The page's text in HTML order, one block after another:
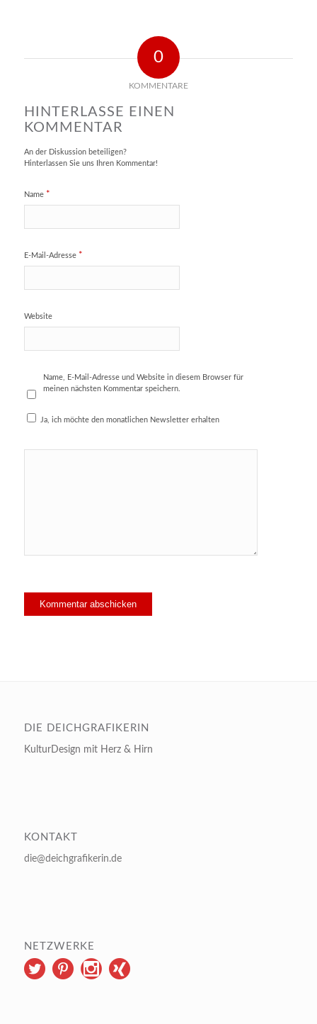
0
KOMMENTARE
HINTERLASSE EINEN
KOMMENTAR
An der Diskussion beteiligen?
Hinterlassen Sie uns Ihren Kommentar!
Name *
E-Mail-Adresse *
Website
Name, E-Mail-Adresse und Website in diesem Browser für
meinen nächsten Kommentar speichern.
Ja, ich möchte den monatlichen Newsletter erhalten
DIE DEICHGRAFIKERIN
KulturDesign mit Herz & Hirn
KONTAKT
die@deichgrafikerin.de
NETZWERKE